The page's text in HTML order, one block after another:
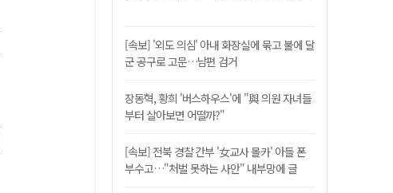
[속보] '외도 의심' 아내 화장실에 묶고 불에 달
군 공구로 고문…남편 검거
장동혁, 황희 '버스하우스'에 "與 의원 자녀들
부터 살아보면 어떨까?"
[속보] 전북 경찰 간부 '女교사 몰카' 아들 폰
부수고…"처벌 못하는 사안" 내부망에 글